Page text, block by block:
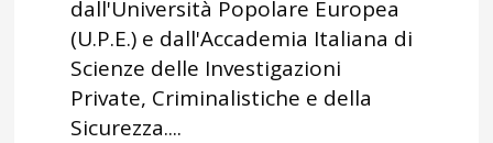
dall'Università Popolare Europea
(U.P.E.) e dall'Accademia Italiana di
Scienze delle Investigazioni
Private, Criminalistiche e della
Sicurezza....